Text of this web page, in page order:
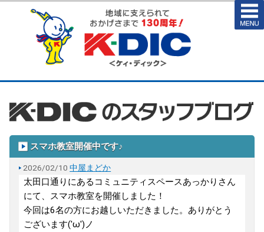
スマホ教室開催中です♪
2026/02/10 中屋まどか
太田口通りにあるコミュニティスペースあっかりさん
にて、スマホ教室を開催しました！
今回は6名の方にお越しいただきました。ありがとう
ございます('ω')ノ